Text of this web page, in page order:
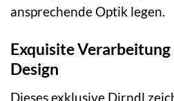
ansprechende Optik legen.
Exquisite
Design
Dieses exklusive Dirndl